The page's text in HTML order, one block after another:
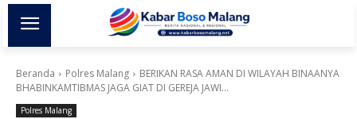
Beranda Polres Malang
BERIKAN RASA AMAN DI WILAYAH BINAANYA
BHABINKAMTIBMAS JAGA GIAT DI GEREJA JAWI...
Polres Malang